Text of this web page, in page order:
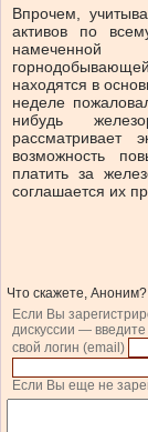
Впрочем,
активов по
намеченной
находятся в
неделе
нибудь
возможность
платить за
соглашается их
Что скажете, Аноним?
Если Вы
дискуссии — введите
свой логин (email)
Если Вы еще не